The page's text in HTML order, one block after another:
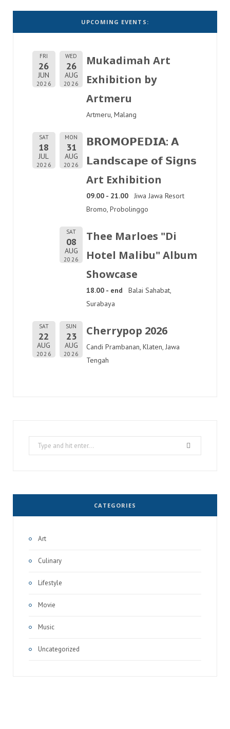
UPCOMING EVENTS:
FRI
26
JUN
2026
WED
26
AUG
2026
Mukadimah Art
Exhibition by
Artmeru
Artmeru, Malang
SAT
18
JUL
2026
MON
31
AUG
2026
𝗕𝗥𝗢𝗠𝗢𝗣𝗘𝗗𝗜𝗔: 𝗔
𝗟𝗮𝗻𝗱𝘀𝗰𝗮𝗽𝗲 𝗼𝗳 𝗦𝗶𝗴𝗻𝘀
Art Exhibition
09.00 - 21.00
Jiwa Jawa Resort
Bromo, Probolinggo
SAT
08
AUG
2026
Thee Marloes "Di
Hotel Malibu" Album
Showcase
18.00 - end
Balai Sahabat,
Surabaya
SAT
22
AUG
2026
SUN
23
AUG
2026
Cherrypop 2026
Candi Prambanan, Klaten, Jawa
Tengah
Search
for:
CATEGORIES
Art
Culinary
Lifestyle
Movie
Music
Uncategorized